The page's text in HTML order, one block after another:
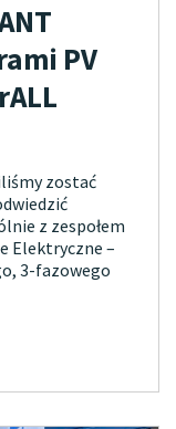
PV
zostać
z zespołem
Elektryczne –
3-fazowego